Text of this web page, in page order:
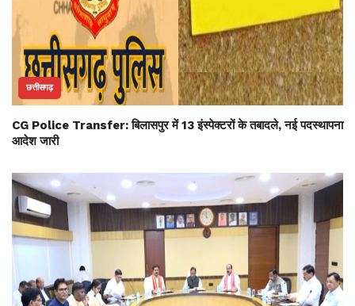
छत्तीसगढ़
CG Police Transfer: बिलासपुर में 13 इंस्पेक्टरों के तबादले, नई पदस्थापना
आदेश जारी